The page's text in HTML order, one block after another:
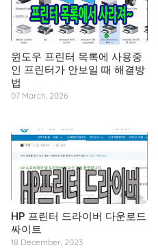
윈도우 프린터 목록에 사용중
인 프린터가 안보일 때 해결방
법
07 March, 2026
HP 프린터 드라이버 다운로드
싸이트
18 December, 2023